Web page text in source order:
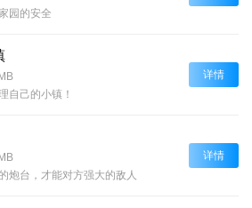
园的安全
自己的小镇！
详情
炮台，才能对方强大的敌人
详情